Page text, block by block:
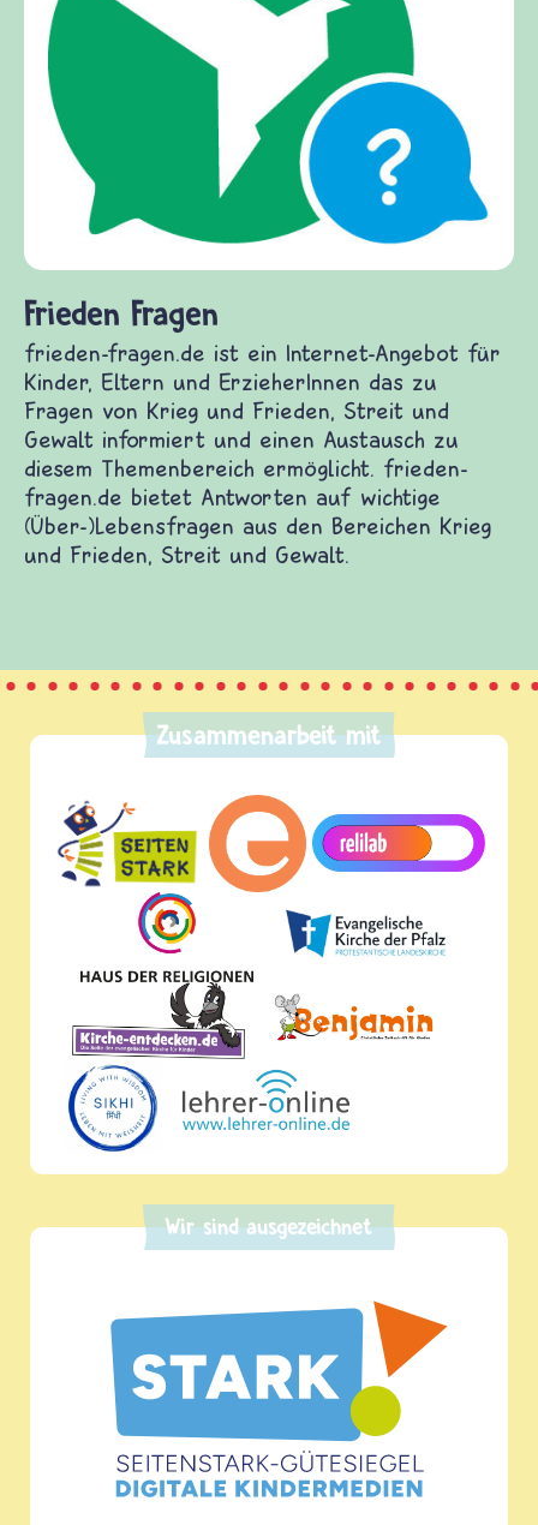
Frieden Fragen
frieden-fragen.de ist ein Internet-Angebot für
Kinder, Eltern und ErzieherInnen das zu
Fragen von Krieg und Frieden, Streit und
Gewalt informiert und einen Austausch zu
diesem Themenbereich ermöglicht. frieden-
fragen.de bietet Antworten auf wichtige
(Über-)Lebensfragen aus den Bereichen Krieg
und Frieden, Streit und Gewalt.
Zusammenarbeit mit
Wir sind ausgezeichnet